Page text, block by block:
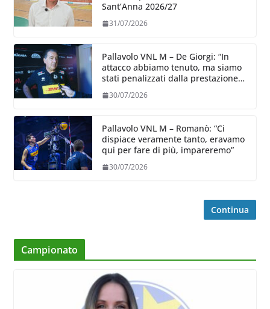
Sant’Anna 2026/27
31/07/2026
Pallavolo VNL M – De Giorgi: “In
attacco abbiamo tenuto, ma siamo
stati penalizzati dalla prestazione
30/07/2026
Pallavolo VNL M – Romanò: “Ci
dispiace veramente tanto, eravamo
qui per fare di più, impareremo”
30/07/2026
Continua
Campionato